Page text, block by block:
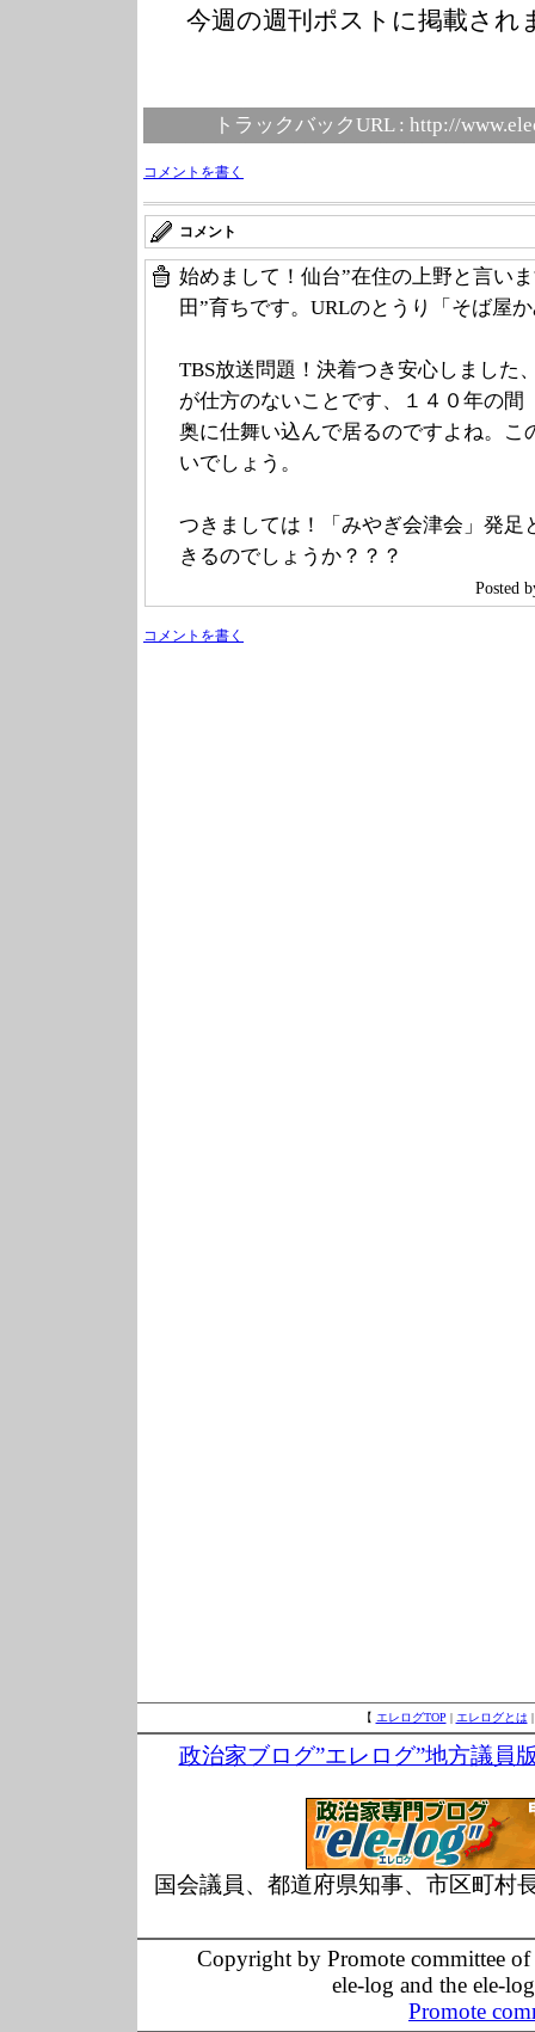
今週の週刊ポストに掲載され
トラックバックURL : http://
コメントを書く
コメント
始めまして！仙台”在住の上野と言い
田”育ちです。URLのとうり「そば屋
TBS放送問題！決着つき安心しました
が仕方のないことです、１４０年の間
奥に仕舞い込んで居るのですよね。こ
いでしょう。
つきましては！「みやぎ会津会」発足
きるのでしょうか？？？
Posted
コメントを書く
【 エレログTOP | エレログとは
政治家ブログ”エレログ”地方議員
国会議員、都道府県知事、市区町村
Copyright by Promote committee
ele-log and the ele-
Promote